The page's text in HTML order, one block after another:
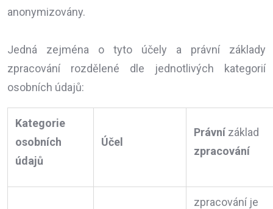
anonymizovány.
Jedná zejména o tyto účely a právní základy
zpracování rozdělené dle jednotlivých kategorií
osobních údajů:
Kategorie
osobních
údajů
Účel
Právní základ
zpracování
zpracování je